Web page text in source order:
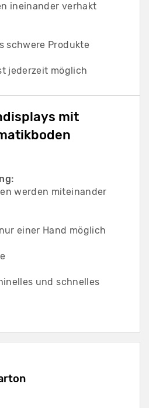
ineinander verhakt
schwere Produkte
jederzeit möglich
mit
werden miteinander
einer Hand möglich
und schnelles